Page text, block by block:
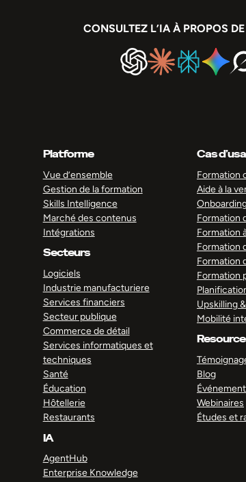
CONSULTEZ L’IA À PROPOS
Platforme
Vue d’ensemble
Gestion de la formation
Skills Intelligence
Marché des contenus
Intégrations
Secteurs
Logiciels
Industrie manufacturiere
Services financiers
Secteur publique
Commerce de détail
Services informatiques et
techniques
Santé
Éducation
Hôtellerie
Restaurants
IA
AgentHub
Enterprise Knowledge
Cas
Formation
Aide à la
Formation
Formation
Formation
Formation
Formation
Upskilling
Mobilité
Blog
Webinaires
Études et